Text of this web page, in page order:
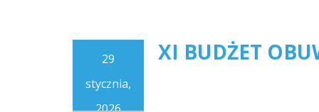
29
stycznia,
2026
XI BUDŻET